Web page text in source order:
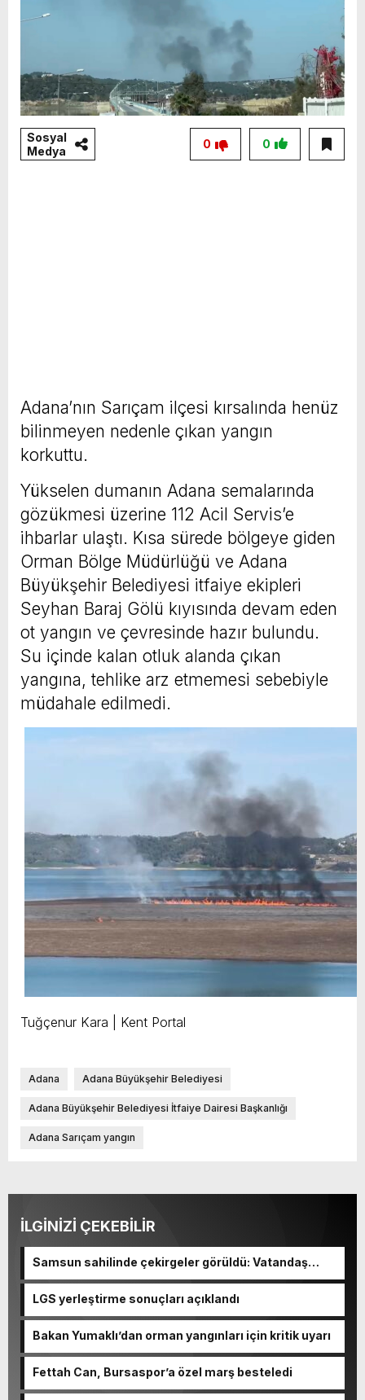
Sosyal
Medya
0
0
Adana’nın Sarıçam ilçesi kırsalında henüz
bilinmeyen nedenle çıkan yangın
korkuttu.
Yükselen dumanın Adana semalarında
gözükmesi üzerine 112 Acil Servis’e
ihbarlar ulaştı. Kısa sürede bölgeye giden
Orman Bölge Müdürlüğü ve Adana
Büyükşehir Belediyesi itfaiye ekipleri
Seyhan Baraj Gölü kıyısında devam eden
ot yangın ve çevresinde hazır bulundu.
Su içinde kalan otluk alanda çıkan
yangına, tehlike arz etmemesi sebebiyle
müdahale edilmedi.
Tuğçenur Kara | Kent Portal
Adana Adana Büyükşehir Belediyesi
Adana Büyükşehir Belediyesi İtfaiye Dairesi Başkanlığı
Adana Sarıçam yangın
İLGİNİZİ ÇEKEBİLİR
Samsun sahilinde çekirgeler görüldü: Vatandaş
LGS yerleştirme sonuçları açıklandı
Bakan Yumaklı’dan orman yangınları için kritik uyarı
Fettah Can, Bursaspor’a özel marş besteledi